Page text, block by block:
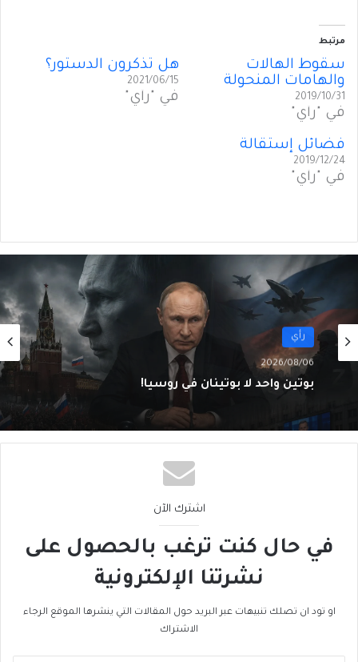
مرتبط
سقوط الهالات
والهامات المنحولة
2019/10/31
في "رأي"
هل تذكرون الدستور؟
2021/06/15
في "رأي"
فضائل إستقالة
2019/12/24
في "رأي"
رأي
2026/08/06
تَخوينُ “حزب الله” رمزيَّة الدولة يُفقِدُهُ حاضِنَته
اللبنانية؟
اشترك الآن
في حال كنت ترغب بالحصول على
نشرتنا الإلكترونية
او تود ان تصلك تنبيهات عبر البريد حول المقالات التي ينشرها الموقع الرجاء
الاشتراك